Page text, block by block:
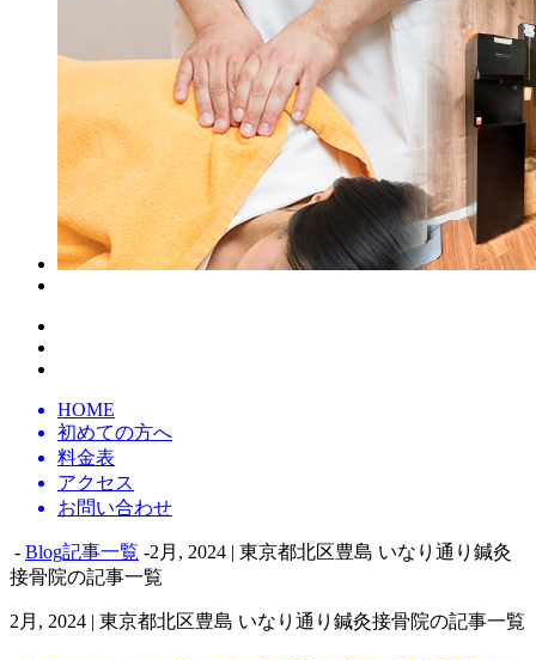
HOME
初めての方へ
料金表
アクセス
お問い合わせ
- Blog記事一覧 -2月, 2024 | 東京都北区豊島 いなり通り鍼灸
接骨院の記事一覧
2月, 2024 | 東京都北区豊島 いなり通り鍼灸接骨院の記事一覧